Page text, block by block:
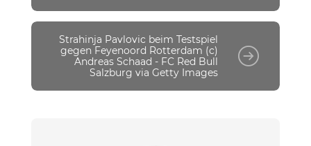
Strahinja Pavlovic beim Testspiel
gegen Feyenoord Rotterdam (c)
Andreas Schaad - FC Red Bull
Salzburg via Getty Images